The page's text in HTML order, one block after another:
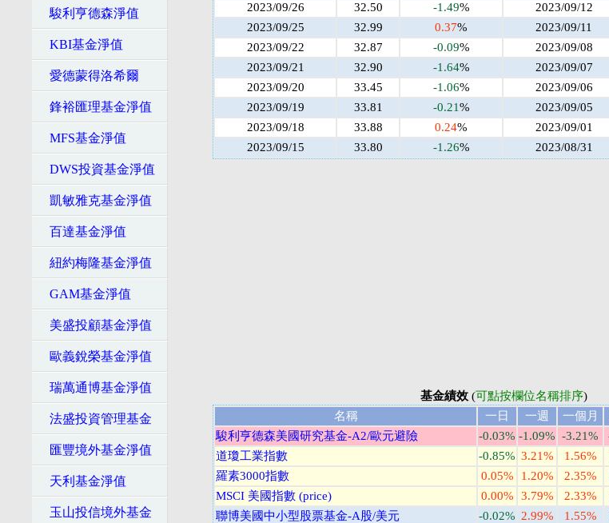
駿利亨德森淨值
KBI基金淨值
愛德蒙得洛希爾
鋒裕匯理基金淨值
MFS基金淨值
DWS投資基金淨值
凱敏雅克基金淨值
百達基金淨值
紐約梅隆基金淨值
GAM基金淨值
美盛投顧基金淨值
歐義銳榮基金淨值
瑞萬通博基金淨值
法盛投資管理基金
匯豐境外基金淨值
天利基金淨值
玉山投信境外基金
2023/09/26
32.50 -1.49% 2023/09/12
2023/09/25
32.99 0.37% 2023/09/11
2023/09/22
32.87 -0.09% 2023/09/08
2023/09/21
32.90 -1.64% 2023/09/07
2023/09/20
33.45 -1.06% 2023/09/06
2023/09/19
33.81 -0.21% 2023/09/05
2023/09/18
33.88 0.24% 2023/09/01
2023/09/15
33.80 -1.26% 2023/08/31
基金績效(可點按欄位名稱排序)
名稱
一日 一週 一個月
駿利亨德森美國研究基金-A2/歐元避險
-0.03% -1.09% -3.21%
道瓊工業指數
-0.85% 3.21% 1.56%
羅素3000指數
0.05% 1.20% 2.35%
MSCI 美國指數 (price)
0.00% 3.79% 2.33%
聯博美國中小型股票基金-A股/美元
-0.02% 2.99% 1.55%